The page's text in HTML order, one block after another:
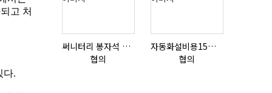
써니터리 봉자석 세트 SPECIAL , 봉자석 , 자석봉 , 호퍼용자석 , 전자석
협의
자동화설비용15ml자동주입기
협의